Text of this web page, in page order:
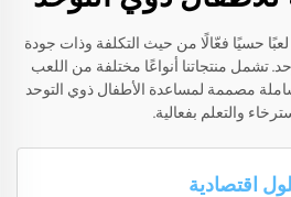
تقدم بلاطات سائلة حسية HF لعبًا حسيًا فعّالًا من حيث التكلفة وذات جودة
تشمل منتجاتنا أنواعًا مختلفة من اللعب
مصممة لمساعدة الأطفال ذوي التوحد
والتعلم بفعالية.
اقتصادية